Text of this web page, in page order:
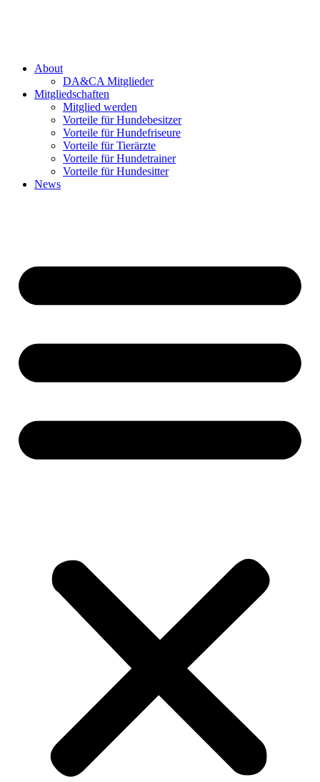
About
DA&CA Mitglieder
Mitgliedschaften
Mitglied werden
Vorteile für Hundebesitzer
Vorteile für Hundefriseure
Vorteile für Tierärzte
Vorteile für Hundetrainer
Vorteile für Hundesitter
News